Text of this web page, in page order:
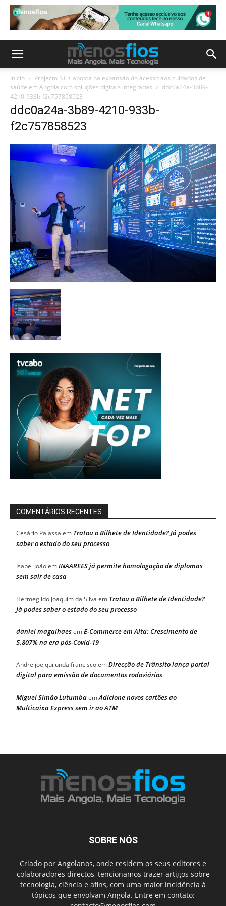
Início
Projecto NC+ aposta na expansão do acesso aos cuidados de
saúde em Angola com soluções digitais integradas
ddc0a24a-3b89-
4210-933b-f2c757858523
ddc0a24a-3b89-4210-933b-
f2c757858523
COMENTÁRIOS RECENTES
Cesário Palassa em Tratou o Bilhete de Identidade? Já podes
saber o estado do seu processo
Isabel JoãoemINAAREES já permite homologação de diplomas
sem sair de casa
Hermegildo Joaquim da Silva em Tratou o Bilhete de Identidade?
Já podes saber o estado do seu processo
daniel magalhaesemE-Commerce em Alta: Crescimento de
5.807% na era pós-Covid-19
Andre joe quilunda franciscoemDirecção de Trânsito lança portal
digital para emissão de documentos rodoviários
Miguel Simão LutumbaemAdicione novos cartões ao
Multicaixa Express sem ir ao ATM
SOBRE NÓS
Criado por Angolanos, onde residem os seus editores e
colaboradores directos, tencionamos trazer artigos sobre
tecnologia, ciência e afins, com uma maior incidência à
tópicos que envolvam Angola. Entre em contato: